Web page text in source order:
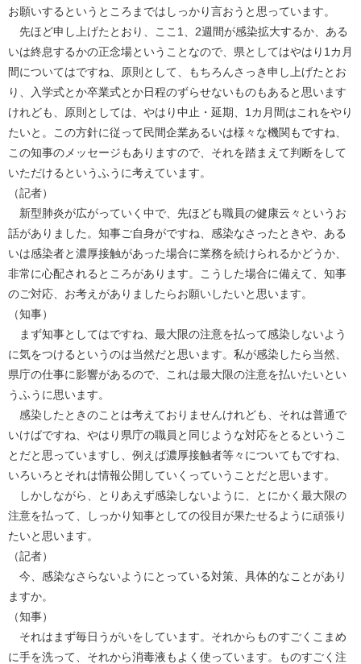
お願いするというところまではしっかり言おうと思っています。
先ほど申し上げたとおり、ここ1、2週間が感染拡大するか、ある
いは終息するかの正念場ということなので、県としてはやはり1カ月
間についてはですね、原則として、もちろんさっき申し上げたとお
り、入学式とか卒業式とか日程のずらせないものもあると思います
けれども、原則としては、やはり中止・延期、1カ月間はこれをやり
たいと。この方針に従って民間企業あるいは様々な機関もですね、
この知事のメッセージもありますので、それを踏まえて判断をして
いただけるというふうに考えています。
（記者）
新型肺炎が広がっていく中で、先ほども職員の健康云々というお
話がありました。知事ご自身がですね、感染なさったときや、ある
いは感染者と濃厚接触があった場合に業務を続けられるかどうか、
非常に心配されるところがあります。こうした場合に備えて、知事
のご対応、お考えがありましたらお願いしたいと思います。
（知事）
まず知事としてはですね、最大限の注意を払って感染しないよう
に気をつけるというのは当然だと思います。私が感染したら当然、
県庁の仕事に影響があるので、これは最大限の注意を払いたいとい
うふうに思います。
感染したときのことは考えておりませんけれども、それは普通で
いけばですね、やはり県庁の職員と同じような対応をとるというこ
とだと思っていますし、例えば濃厚接触者等々についてもですね、
いろいろとそれは情報公開していくっていうことだと思います。
しかしながら、とりあえず感染しないように、とにかく最大限の
注意を払って、しっかり知事としての役目が果たせるように頑張り
たいと思います。
（記者）
今、感染なさらないようにとっている対策、具体的なことがあり
ますか。
（知事）
それはまず毎日うがいをしています。それからものすごくこまめ
に手を洗って、それから消毒液もよく使っています。ものすごく注